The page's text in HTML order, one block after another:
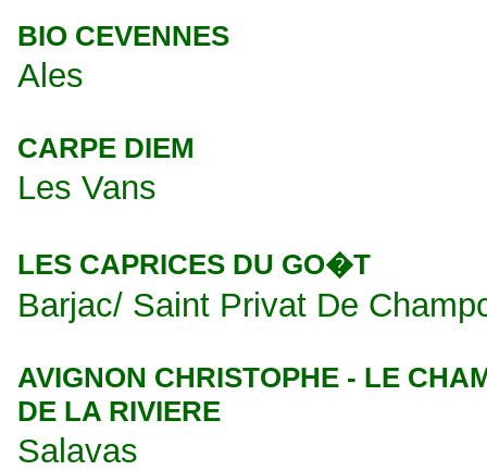
BIO CEVENNES
Ales
CARPE DIEM
Les Vans
LES CAPRICES DU GO�T
Barjac/ Saint Privat De
AVIGNON CHRISTOPHE - LE
DE LA RIVIERE
Salavas